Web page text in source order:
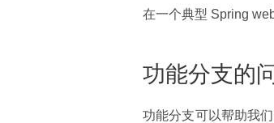
在一个典型 Spring
功能分支的
功能分支可以帮助我